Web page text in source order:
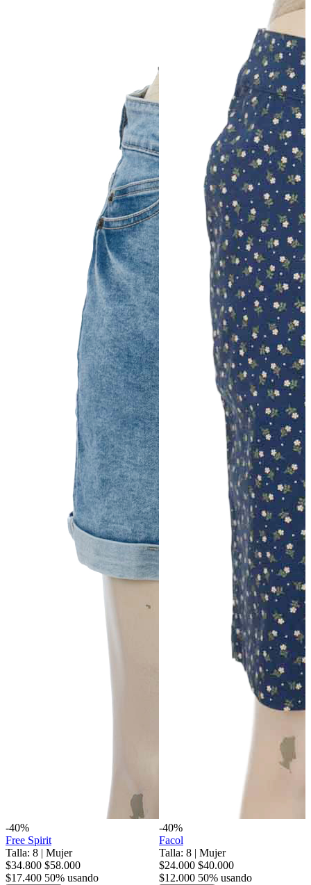
-40%
Free Spirit
Talla: 8 | Mujer
$34.800 $58.000
$17.400 50% usando
-40%
Facol
Talla: 8 | Mujer
$24.000 $40.000
$12.000 50% usando